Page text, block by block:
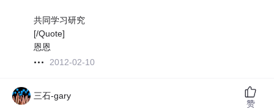
共同学习研究
[/Quote]
恩恩
2012-02-10
三石-gary
赞